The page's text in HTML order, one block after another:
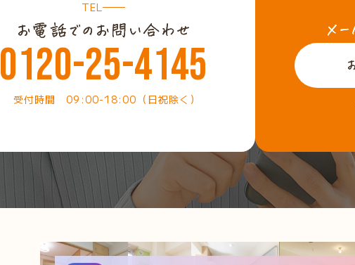
TEL
0120-25-4145
受付時間 09:00-18:00（日祝除く）